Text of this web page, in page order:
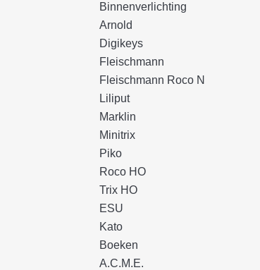
Binnenverlichting
Arnold
Digikeys
Fleischmann
Fleischmann Roco N
Liliput
Marklin
Minitrix
Piko
Roco HO
Trix HO
ESU
Kato
Boeken
A.C.M.E.